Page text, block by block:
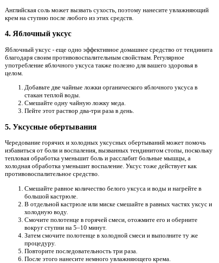
Английская соль может вызвать сухость, поэтому нанесите увлажняющий
крем на ступню после любого из этих средств.
4. Яблочный уксус
Яблочный уксус - еще одно эффективное домашнее средство от тендинита
благодаря своим противовоспалительным свойствам. Регулярное
употребление яблочного уксуса также полезно для вашего здоровья в
целом.
Добавьте две чайные ложки органического яблочного уксуса в
стакан теплой воды.
Смешайте одну чайную ложку меда.
Пейте этот раствор два-три раза в день.
5. Уксусные обертывания
Чередование горячих и холодных уксусных обертываний может помочь
избавиться от боли и воспаления, вызванных тендинитом стопы, поскольку
тепловая обработка уменьшит боль и расслабит больные мышцы, а
холодная обработка уменьшит воспаление. Уксус тоже действует как
противовоспалительное средство.
Смешайте равное количество белого уксуса и воды и нагрейте в
большой кастрюле.
В отдельной кастрюле или миске смешайте в равных частях уксус и
холодную воду.
Смочите полотенце в горячей смеси, отожмите его и оберните
вокруг ступни на 5–10 минут.
Затем смочите полотенце в холодной смеси и выполните ту же
процедуру.
Повторите последовательность три раза.
После этого нанесите немного увлажняющего крема.